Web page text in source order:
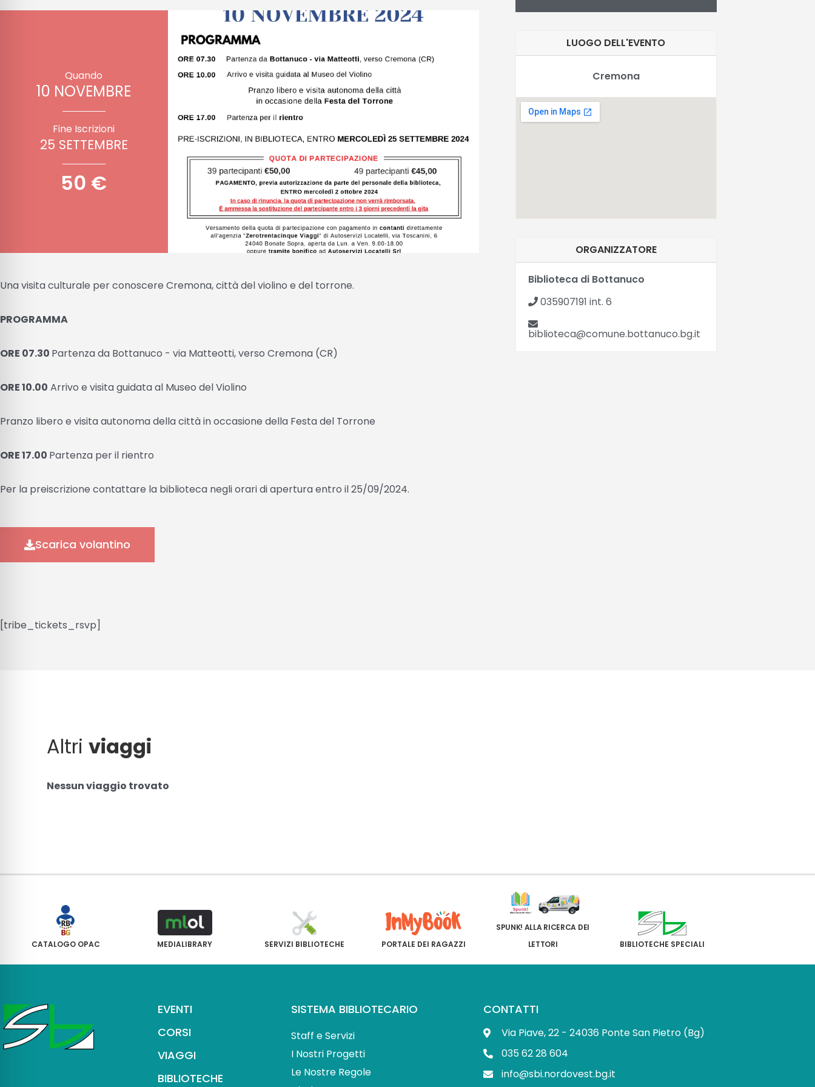
Quando
10 NOVEMBRE
Fine Iscrizioni
25 SETTEMBRE
50 €
Una visita culturale per conoscere Cremona, città del violino e del torrone.
PROGRAMMA
ORE 07.30 Partenza da Bottanuco - via Matteotti, verso Cremona (CR)
ORE 10.00 Arrivo e visita guidata al Museo del Violino
Pranzo libero e visita autonoma della città in occasione della Festa del Torrone
ORE 17.00 Partenza per il rientro
Per la preiscrizione contattare la biblioteca negli orari di apertura entro il 25/09/2024.
Scarica volantino
[tribe_tickets_rsvp]
LUOGO DELL'EVENTO
Cremona
ORGANIZZATORE
Biblioteca di Bottanuco
035907191 int. 6
biblioteca@comune.bottanuco.bg.it
Altriviaggi
Nessun viaggio trovato
CATALOGO OPAC MEDIALIBRARY SERVIZI BIBLIOTECHE PORTALE DEI RAGAZZI
SPUNK! ALLA RICERCA DEI
LETTORI
BIBLIOTECHE SPECIALI
EVENTI
CORSI
VIAGGI
BIBLIOTECHE
SISTEMA BIBLIOTECARIO
Staff e Servizi
I Nostri Progetti
Le Nostre Regole
CONTATTI
Via Piave, 22 - 24036 Ponte San Pietro (Bg)
035 62 28 604
info@sbi.nordovest.bg.it